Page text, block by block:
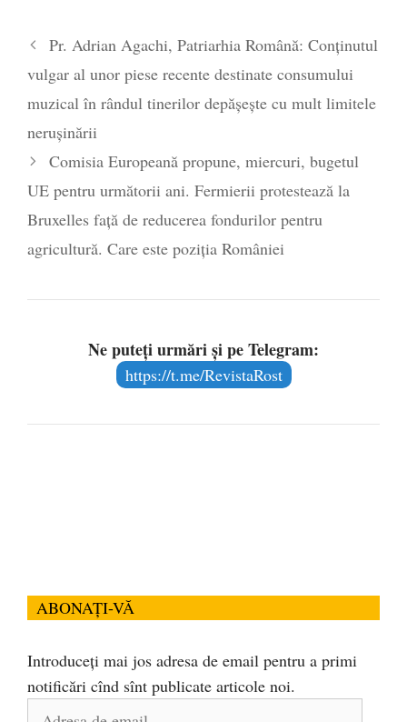
poetului Octavian Goga, înlăturat din Iași
- 16 aprilie 2026
Pr. Adrian Agachi, Patriarhia Română: Conținutul
vulgar al unor piese recente destinate consumului
muzical în rândul tinerilor depășește cu mult limitele
nerușinării
Comisia Europeană propune, miercuri, bugetul
UE pentru următorii ani. Fermierii protestează la
Bruxelles față de reducerea fondurilor pentru
agricultură. Care este poziția României
Ne puteți urmări și pe Telegram:
https://t.me/RevistaRost
ABONAȚI-VĂ
Introduceți mai jos adresa de email pentru a primi
notificări cînd sînt publicate articole noi.